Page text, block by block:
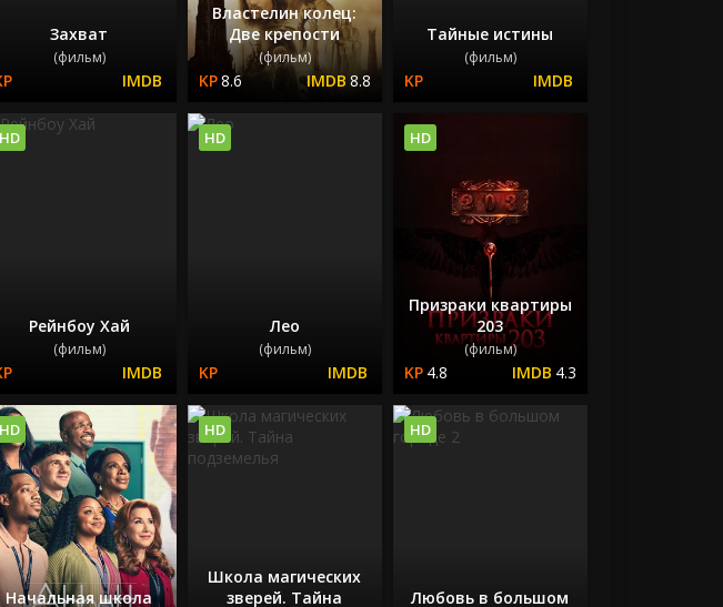
Захват
(фильм)
Властелин колец:
Две крепости
(фильм)
8.6 8.8
Тайные истины
(фильм)
Рейнбоу Хай
(фильм)
HD
Лео
(фильм)
HD
Призраки квартиры
203
(фильм)
4.8 4.3
HD
Начальная школа
HD
Школа магических
зверей. Тайна
HD
Любовь в большом
HD